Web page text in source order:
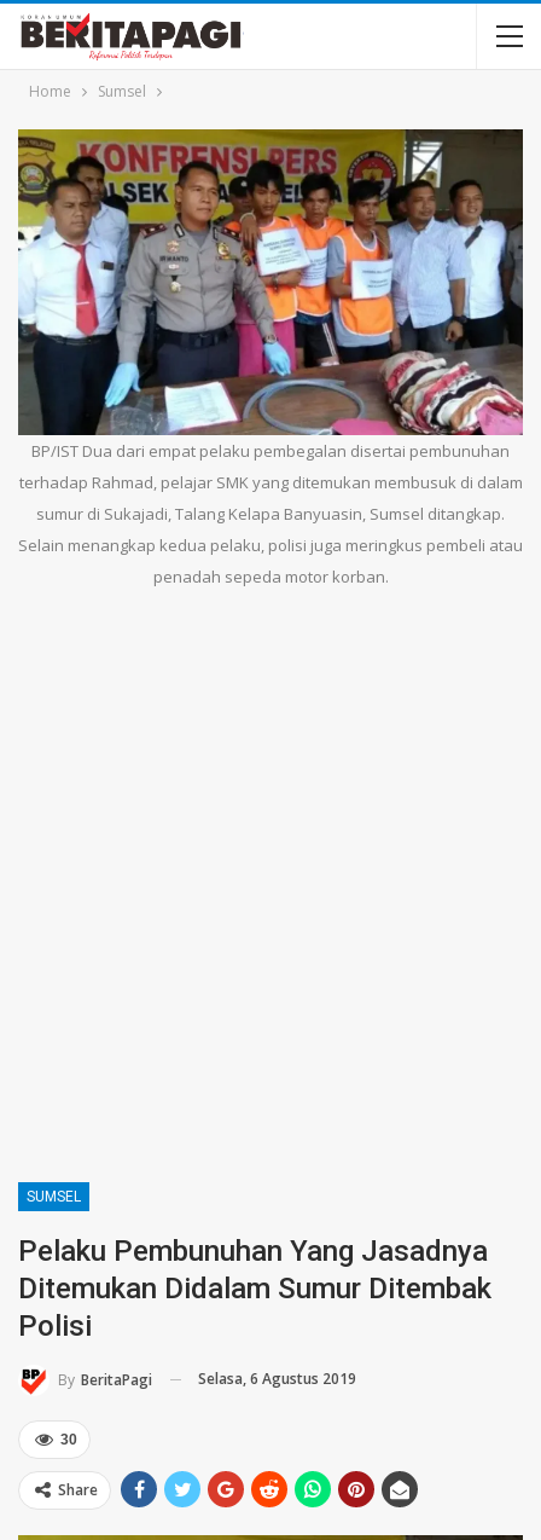
Home Sumsel
BP/IST Dua dari empat pelaku pembegalan disertai pembunuhan
terhadap Rahmad, pelajar SMK yang ditemukan membusuk di dalam
sumur di Sukajadi, Talang Kelapa Banyuasin, Sumsel ditangkap.
Selain menangkap kedua pelaku, polisi juga meringkus pembeli atau
penadah sepeda motor korban.
SUMSEL
Pelaku Pembunuhan Yang Jasadnya
Ditemukan Didalam Sumur Ditembak
Polisi
By BeritaPagi Selasa, 6 Agustus 2019
30
Share